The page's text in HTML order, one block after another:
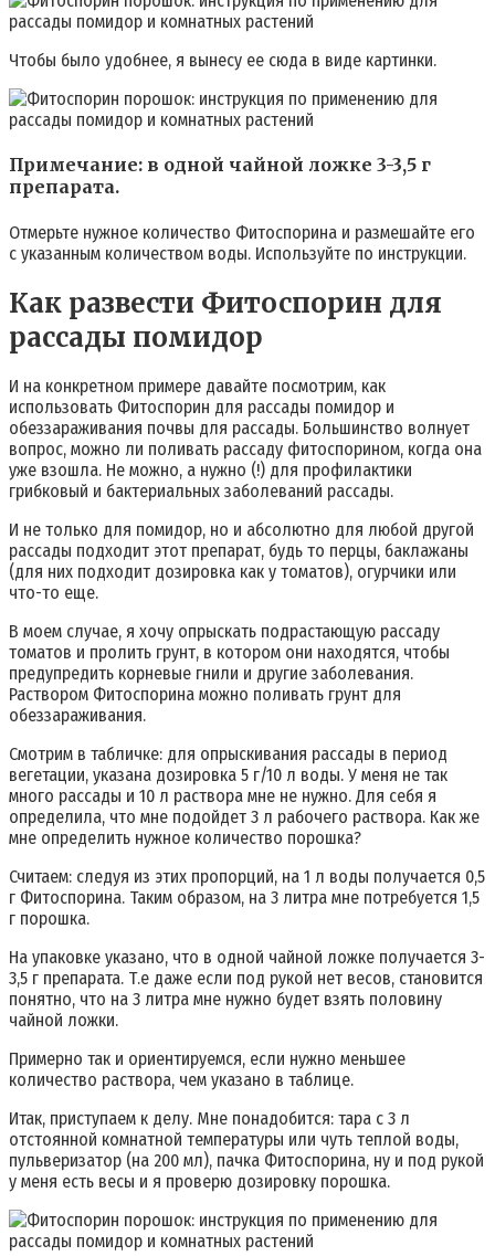
Чтобы было удобнее, я вынесу ее сюда в виде картинки.
Примечание: в одной чайной ложке 3-3,5 г
препарата.
Отмерьте нужное количество Фитоспорина и размешайте его
с указанным количеством воды. Используйте по инструкции.
Как развести Фитоспорин для
рассады помидор
И на конкретном примере давайте посмотрим, как
использовать Фитоспорин для рассады помидор и
обеззараживания почвы для рассады. Большинство волнует
вопрос, можно ли поливать рассаду фитоспорином, когда она
уже взошла. Не можно, а нужно (!) для профилактики
грибковый и бактериальных заболеваний рассады.
И не только для помидор, но и абсолютно для любой другой
рассады подходит этот препарат, будь то перцы, баклажаны
(для них подходит дозировка как у томатов), огурчики или
что-то еще.
В моем случае, я хочу опрыскать подрастающую рассаду
томатов и пролить грунт, в котором они находятся, чтобы
предупредить корневые гнили и другие заболевания.
Раствором Фитоспорина можно поливать грунт для
обеззараживания.
Смотрим в табличке: для опрыскивания рассады в период
вегетации, указана дозировка 5 г/10 л воды. У меня не так
много рассады и 10 л раствора мне не нужно. Для себя я
определила, что мне подойдет 3 л рабочего раствора. Как же
мне определить нужное количество порошка?
Считаем: следуя из этих пропорций, на 1 л воды получается 0,5
г Фитоспорина. Таким образом, на 3 литра мне потребуется 1,5
г порошка.
На упаковке указано, что в одной чайной ложке получается 3-
3,5 г препарата. Т.е даже если под рукой нет весов, становится
понятно, что на 3 литра мне нужно будет взять половину
чайной ложки.
Примерно так и ориентируемся, если нужно меньшее
количество раствора, чем указано в таблице.
Итак, приступаем к делу. Мне понадобится: тара с 3 л
отстоянной комнатной температуры или чуть теплой воды,
пульверизатор (на 200 мл), пачка Фитоспорина, ну и под рукой
у меня есть весы и я проверю дозировку порошка.